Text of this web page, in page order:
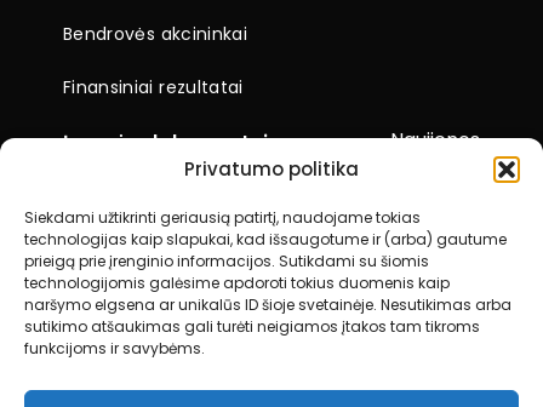
Privatumo politika
Siekdami užtikrinti geriausią patirtį, naudojame tokias
technologijas kaip slapukai, kad išsaugotume ir (arba) gautume
prieigą prie įrenginio informacijos. Sutikdami su šiomis
technologijomis galėsime apdoroti tokius duomenis kaip
naršymo elgsena ar unikalūs ID šioje svetainėje. Nesutikimas arba
sutikimo atšaukimas gali turėti neigiamos įtakos tam tikroms
funkcijoms ir savybėms.
Bendrovės akcininkai
Finansiniai rezultatai
Įmonės dokumentai
Visuotiniai akcininkų susirinkimai
Kiti dokumentai
Naujienos
Kontaktai